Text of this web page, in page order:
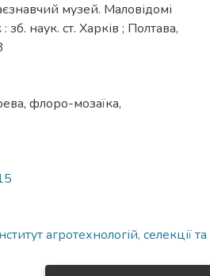
музей. Маловідомі
зб. наук. ст. Харків ; Полтава,
, флоро-мозаїка,
агротехнологій, селекції та